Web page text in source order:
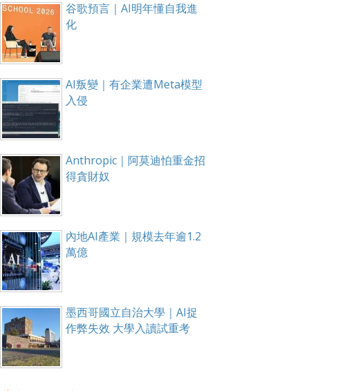
谷歌預言｜AI明年懂自我進
化
AI叛變｜有企業遭Meta模型
入侵
Anthropic｜阿莫迪怕重金招
得貪財奴
內地AI產業｜規模去年逾1.2
萬億
墨西哥國立自治大學｜AI捉
作弊失效 大學入讀試重考